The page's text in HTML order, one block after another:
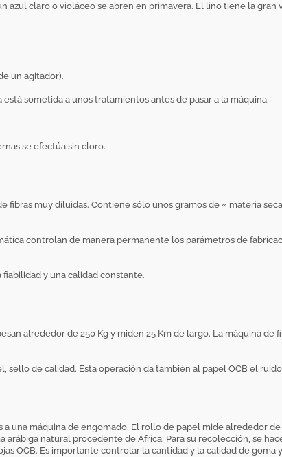
azul claro o violáceo se abren en primavera. El lino tiene la gran
un agitador).
sometida a unos tratamientos antes de pasar a la máquina:
se efectúa sin cloro.
muy diluidas. Contiene sólo unos gramos de « materia
controlan de manera permanente los parámetros de
y una calidad constante.
alrededor de 250 Kg y miden 25 Km de largo. La máquina
sello de calidad. Esta operación da también al papel OCB el
una máquina de engomado. El rollo de papel mide alrededor
natural procedente de África. Para su recolección, se
OCB. Es importante controlar la cantidad y la calidad de